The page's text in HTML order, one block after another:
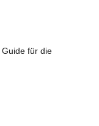
für die